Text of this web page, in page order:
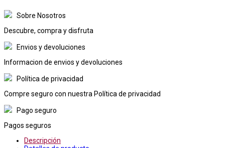
Sobre Nosotros
Descubre, compra y disfruta
Envios y devoluciones
Informacion de envios y devoluciones
Política de privacidad
Compre seguro con nuestra Política de privacidad
Pago seguro
Pagos seguros
Descripción